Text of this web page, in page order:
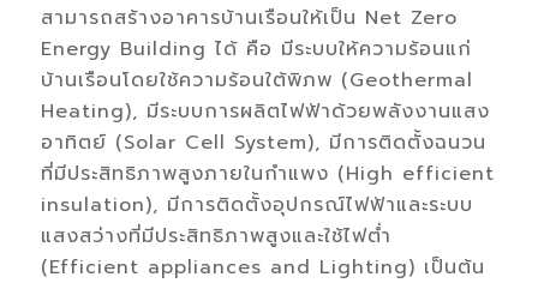
สามารถสร้างอาคารบ้านเรือนให้เป็น Net Zero
Energy Building ได้ คือ มีระบบให้ความร้อนแก่
บ้านเรือนโดยใช้ความร้อนใต้พิภพ (Geothermal
Heating), มีระบบการผลิตไฟฟ้าด้วยพลังงานแสง
อาทิตย์ (Solar Cell System), มีการติดตั้งฉนวน
ที่มีประสิทธิภาพสูงภายในกำแพง (High efficient
insulation), มีการติดตั้งอุปกรณ์ไฟฟ้าและระบบ
แสงสว่างที่มีประสิทธิภาพสูงและใช้ไฟต่ำ
(Efficient appliances and Lighting) เป็นต้น